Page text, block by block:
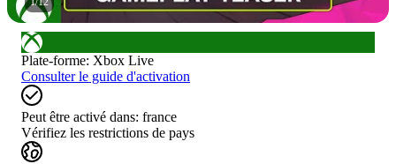
Plate-forme: Xbox Live
Consulter le guide d'activation
Peut être activé dans: france
Vérifiez les restrictions de pays